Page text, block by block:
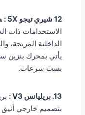
12 شيري تيجو 5X :
الاستخدامات ذات
الداخلية المريحة،
بست سرعات.
13. بريليانس V3 :
بتصميم خارجي